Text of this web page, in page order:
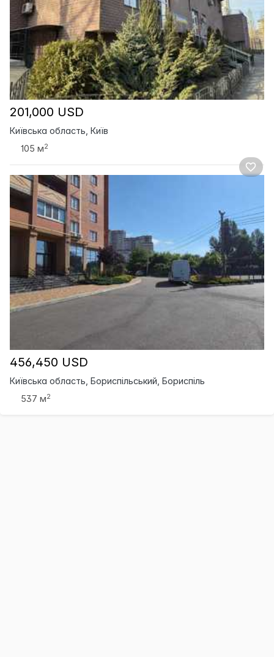
201,000 USD
Київська область, Київ
105 м2
456,450 USD
Київська область, Бориспільський, Бориспіль
537 м2